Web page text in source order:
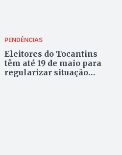
PENDÊNCIAS
Eleitores do Tocantins
têm até 19 de maio para
regularizar situação